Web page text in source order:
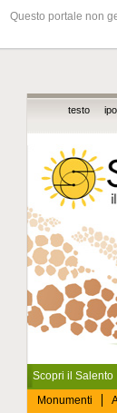
Questo portale non
testo
Scopri il Salento
Monumenti